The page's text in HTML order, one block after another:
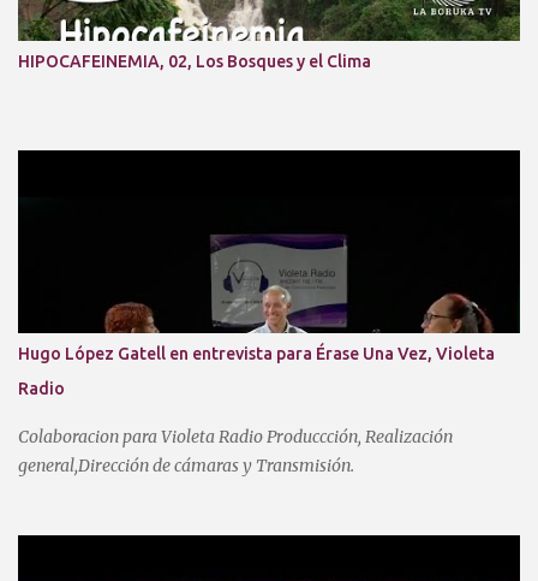
HIPOCAFEINEMIA, 02, Los Bosques y el Clima
Hugo López Gatell en entrevista para Érase Una Vez, Violeta
Radio
Colaboracion para Violeta Radio Produccción, Realización
general,Dirección de cámaras y Transmisión.